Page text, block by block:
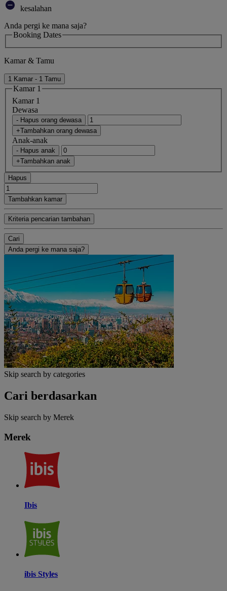
kesalahan
Anda pergi ke mana saja?
Booking Dates
Kamar & Tamu
1 Kamar - 1 Tamu
Kamar 1
Kamar 1
Dewasa
- Hapus orang dewasa
+Tambahkan orang dewasa
Anak-anak
- Hapus anak
+Tambahkan anak
Hapus
Tambahkan kamar
Kriteria pencarian tambahan
Cari
Anda pergi ke mana saja?
Skip search by categories
Cari berdasarkan
Skip search by Merek
Merek
Ibis
ibis Styles